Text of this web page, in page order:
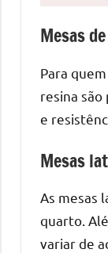
Mesas
Para
resina
e
Mesas
As mesas
quarto.
variar de